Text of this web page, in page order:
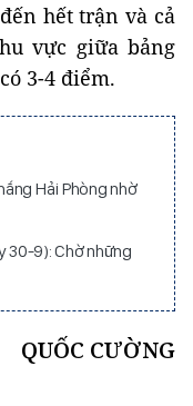
hết trận và cả
vực giữa bảng
3-4 điểm.
Hải Phòng nhờ
30-9): Chờ những
QUỐC CƯỜNG